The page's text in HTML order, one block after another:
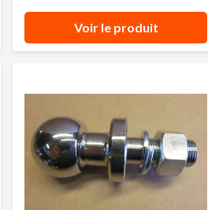
Voir le produit